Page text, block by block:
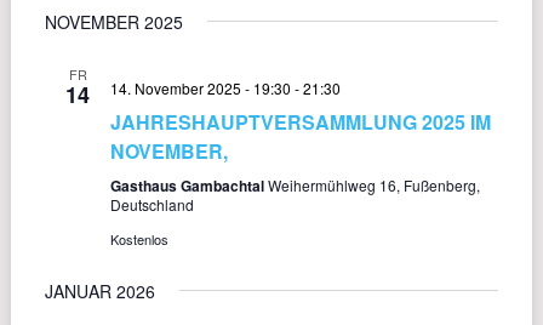
NOVEMBER 2025
FR
14 14. November 2025 - 19:30 -21:30
JAHRESHAUPTVERSAMMLUNG 2025 IM
NOVEMBER,
Gasthaus GambachtalWeihermühlweg 16, Fußenberg,
Deutschland
Kostenlos
JANUAR 2026